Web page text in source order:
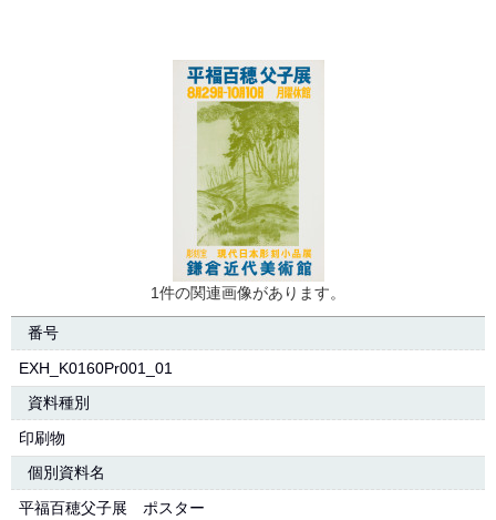
1件の関連画像があります。
番号
EXH_K0160Pr001_01
資料種別
印刷物
個別資料名
平福百穂父子展 ポスター